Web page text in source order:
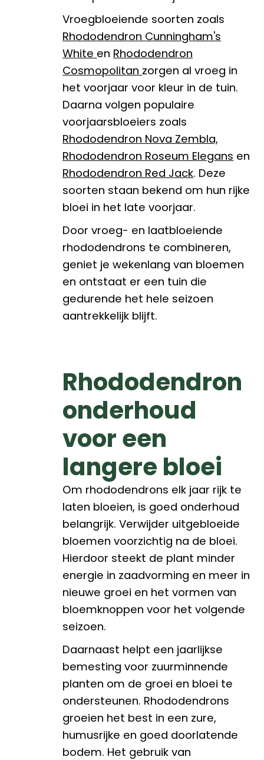
Vroegbloeiende soorten zoals
Rhododendron Cunningham's
White en Rhododendron
Cosmopolitan zorgen al vroeg in
het voorjaar voor kleur in de tuin.
Daarna volgen populaire
voorjaarsbloeiers zoals
Rhododendron Nova Zembla,
Rhododendron Roseum Elegans en
Rhododendron Red Jack. Deze
soorten staan bekend om hun rijke
bloei in het late voorjaar.
Door vroeg- en laatbloeiende
rhododendrons te combineren,
geniet je wekenlang van bloemen
en ontstaat er een tuin die
gedurende het hele seizoen
aantrekkelijk blijft.
Rhododendron
onderhoud
voor een
langere bloei
Om rhododendrons elk jaar rijk te
laten bloeien, is goed onderhoud
belangrijk. Verwijder uitgebloeide
bloemen voorzichtig na de bloei.
Hierdoor steekt de plant minder
energie in zaadvorming en meer in
nieuwe groei en het vormen van
bloemknoppen voor het volgende
seizoen.
Daarnaast helpt een jaarlijkse
bemesting voor zuurminnende
planten om de groei en bloei te
ondersteunen. Rhododendrons
groeien het best in een zure,
humusrijke en goed doorlatende
bodem. Het gebruik van